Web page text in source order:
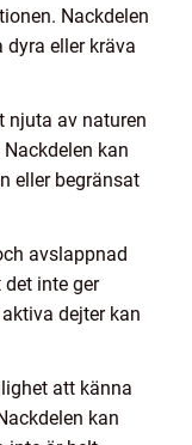
Nackdelen
eller kräva
njuta av naturen
kan
eller begränsat
avslappnad
inte ger
dejter kan
att känna
kan